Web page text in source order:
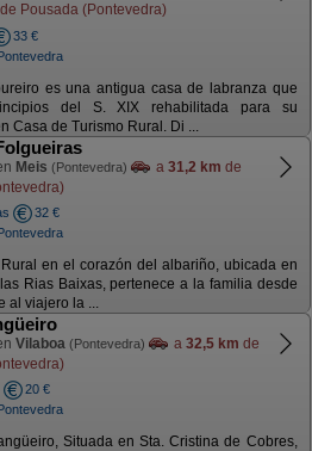
de Pousada (Pontevedra)
33 €
es una antigua casa de labranza que
del S. XIX rehabilitada para su
Casa de Turismo Rural. Di ...
Meis (Pontevedra) a 31,2 km de
32 €
en el corazón del albariño, ubicada en
Rias Baixas, pertenece a la familia desde
al viajero la ...
Vilaboa (Pontevedra) a 32,5 km de
20 €
Situada en Sta. Cristina de Cobres,